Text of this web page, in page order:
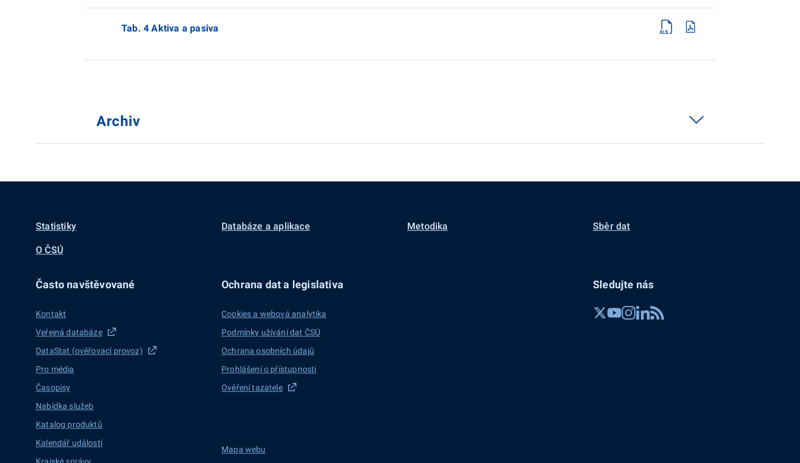
Tab. 4 Aktiva a pasiva
Archiv
Statistiky Databáze a aplikace Metodika Sběr dat
O ČSÚ
Často navštěvované
Kontakt
Veřejná databáze
DataStat (ověřovací provoz)
Pro média
Časopisy
Nabídka služeb
Katalog produktů
Kalendář událostí
Ochrana dat a legislativa
Cookies a webová analytika
Podmínky užívání dat ČSÚ
Ochrana osobních údajů
Prohlášení o přístupnosti
Ověření tazatele
Mapa webu
Sledujte nás